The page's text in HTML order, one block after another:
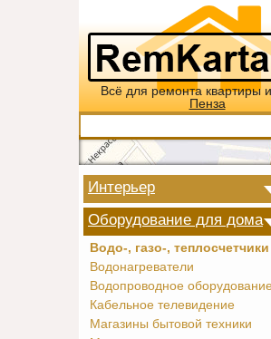
Всё для ремонта квартиры
Пенза
Интерьер
Оборудование для дома
Водо-, газо-, теплосчетчики
Водонагреватели
Водопроводное
Кабельное телевидение
Магазины бытовой техники